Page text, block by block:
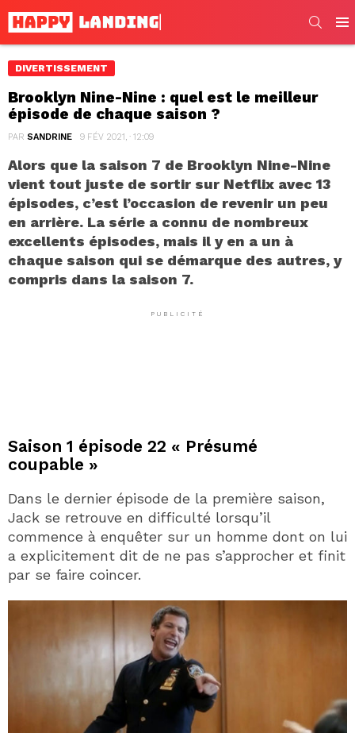
DIVERTISSEMENT
Brooklyn Nine-Nine : quel est le meilleur
épisode de chaque saison ?
PAR SANDRINE 9 FÉV 2021, · 12:09
Alors que la saison 7 de Brooklyn Nine-Nine
vient tout juste de sortir sur Netflix avec 13
épisodes, c’est l’occasion de revenir un peu
en arrière. La série a connu de nombreux
excellents épisodes, mais il y en a un à
chaque saison qui se démarque des autres, y
compris dans la saison 7.
PUBLICITÉ
Saison 1 épisode 22 « Présumé
coupable »
Dans le dernier épisode de la première saison,
Jack se retrouve en difficulté lorsqu’il
commence à enquêter sur un homme dont on lui
a explicitement dit de ne pas s’approcher et finit
par se faire coincer.